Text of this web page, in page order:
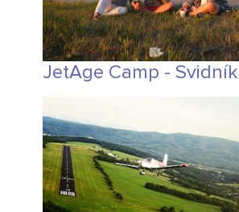
JetAge Camp -